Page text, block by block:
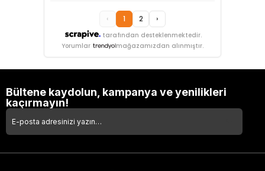
tarafından desteklenmektedir.
‹ 1 2 ›
Yorumlar mağazamızdan alınmıştır.
Bültene kaydolun, kampanya ve yenilikleri
kaçırmayın!